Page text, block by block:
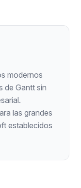
modernos
de Gantt sin
las grandes
establecidos